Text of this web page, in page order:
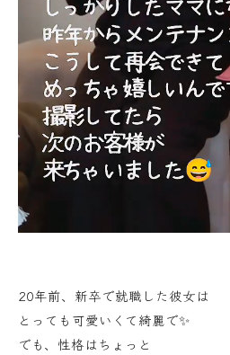
20年前、新卒で就職した彼女は
とっても可愛いくて綺麗で✨
でも、性格はちょっと